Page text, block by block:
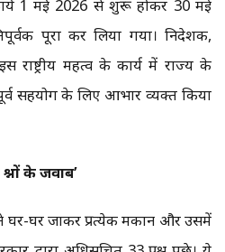
1 मई 2026 से शुरू होकर 30 मई
पूरा कर लिया गया। निदेशक,
राष्ट्रीय महत्व के कार्य में राज्य के
सहयोग के लिए आभार व्यक्त किया
के जवाब’
घर-घर जाकर प्रत्येक मकान और उसमें